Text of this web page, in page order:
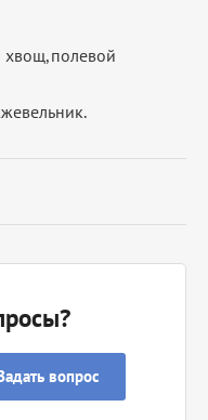
хвощ,полевой
вопрос